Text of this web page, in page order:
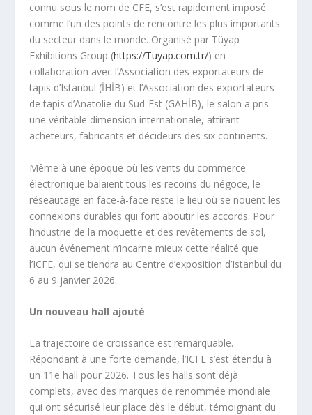
connu sous le nom de CFE, s’est rapidement imposé
comme l’un des points de rencontre les plus importants
du secteur dans le monde. Organisé par Tüyap
Exhibitions Group (https://Tuyap.com.tr/) en
collaboration avec l’Association des exportateurs de
tapis d’Istanbul (İHİB) et l’Association des exportateurs
de tapis d’Anatolie du Sud-Est (GAHİB), le salon a pris
une véritable dimension internationale, attirant
acheteurs, fabricants et décideurs des six continents.
Même à une époque où les vents du commerce
électronique balaient tous les recoins du négoce, le
réseautage en face-à-face reste le lieu où se nouent les
connexions durables qui font aboutir les accords. Pour
l’industrie de la moquette et des revêtements de sol,
aucun événement n’incarne mieux cette réalité que
l’ICFE, qui se tiendra au Centre d’exposition d’Istanbul du
6 au 9 janvier 2026.
Un nouveau hall ajouté
La trajectoire de croissance est remarquable.
Répondant à une forte demande, l’ICFE s’est étendu à
un 11e hall pour 2026. Tous les halls sont déjà
complets, avec des marques de renommée mondiale
qui ont sécurisé leur place dès le début, témoignant du